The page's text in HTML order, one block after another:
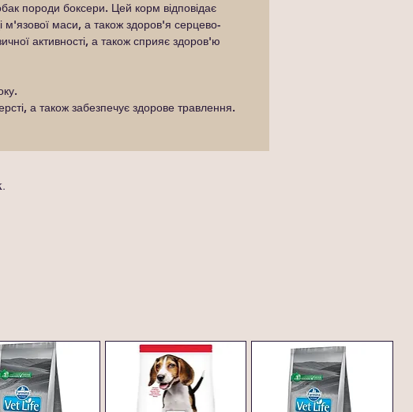
породи боксери. Цей корм відповідає
м'язової маси, а також здоров'я серцево-
активності, а також сприяє здоров'ю
а також забезпечує здорове травлення.